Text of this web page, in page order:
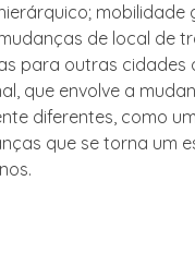
mobilidade
de local de
para outras cidades
que envolve a
diferentes, como um
que se torna um